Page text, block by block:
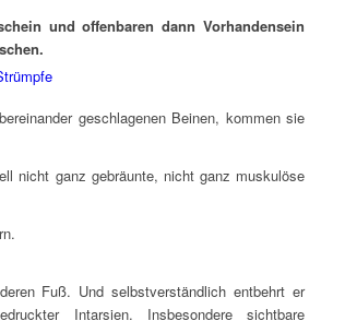
und offenbaren dann Vorhandensein
geschlagenen Beinen, kommen sie
nicht ganz gebräunte, nicht ganz muskulöse
Fuß. Und selbstverständlich entbehrt er
Intarsien. Insbesondere sichtbare